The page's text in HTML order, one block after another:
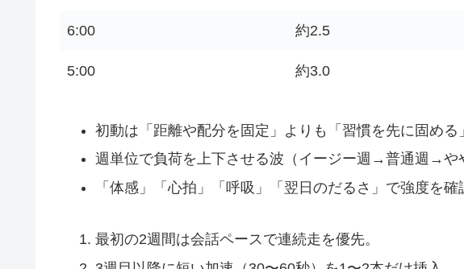
6:00 約2.5
5:00 約3.0
初動は「距離や配分を固定」よりも「習慣を先に固める
週単位で負荷を上下させる波（イージー週→普通週→や
「体感」「心拍」「呼吸」「翌日のだるさ」で強度を確
最初の2週間は会話ペースで連続走を優先。